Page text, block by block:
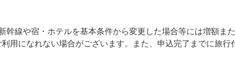
線や宿・ホテルを基本条件から変更した場合等には増額ま
用になれない場合がございます。また、申込完了までに旅行